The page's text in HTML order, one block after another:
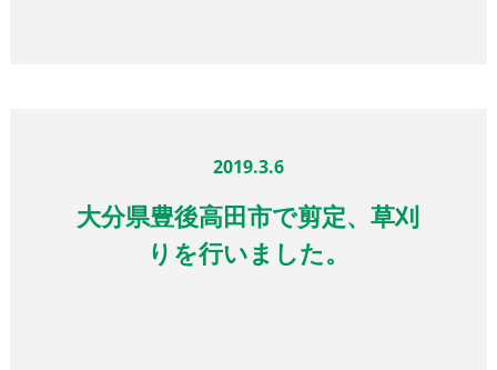
2019.3.6
大分県豊後高田市で剪定、草刈
りを行いました。